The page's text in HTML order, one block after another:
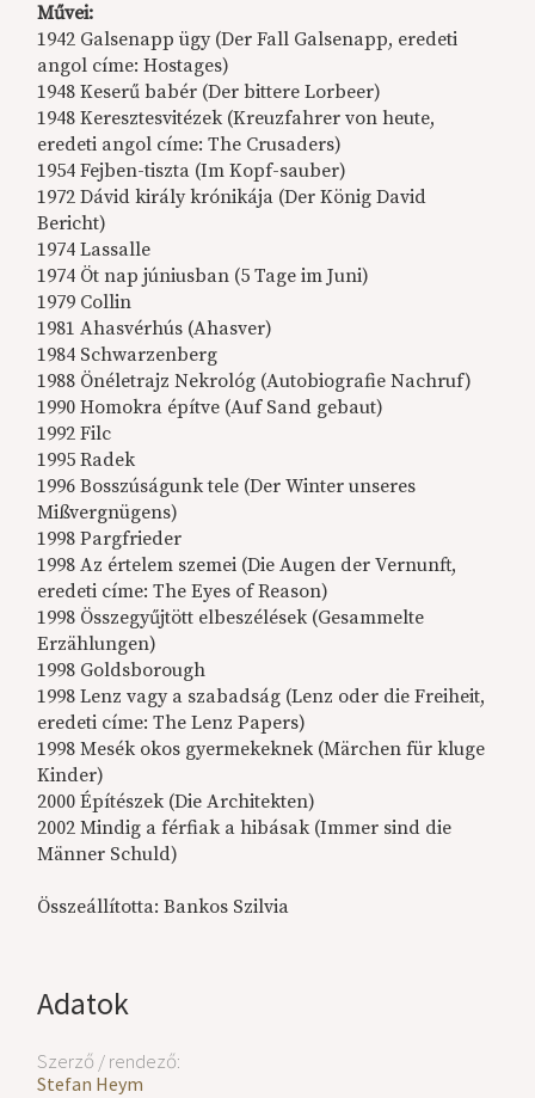
Adatok
Szerző / rendező:
Stefan Heym
Művei:
1942 Galsenapp ügy (Der Fall Galsenapp, eredeti
angol címe: Hostages)
1948 Keserű babér (Der bittere Lorbeer)
1948 Keresztesvitézek (Kreuzfahrer von heute,
eredeti angol címe: The Crusaders)
1954 Fejben-tiszta (Im Kopf-sauber)
1972 Dávid király krónikája (Der König David
Bericht)
1974 Lassalle
1974 Öt nap júniusban (5 Tage im Juni)
1979 Collin
1981 Ahasvérhús (Ahasver)
1984 Schwarzenberg
1988 Önéletrajz Nekrológ (Autobiografie Nachruf)
1990 Homokra építve (Auf Sand gebaut)
1992 Filc
1995 Radek
1996 Bosszúságunk tele (Der Winter unseres
Mißvergnügens)
1998 Pargfrieder
1998 Az értelem szemei (Die Augen der Vernunft,
eredeti címe: The Eyes of Reason)
1998 Összegyűjtött elbeszélések (Gesammelte
Erzählungen)
1998 Goldsborough
1998 Lenz vagy a szabadság (Lenz oder die Freiheit,
eredeti címe: The Lenz Papers)
1998 Mesék okos gyermekeknek (Märchen für kluge
Kinder)
2000 Építészek (Die Architekten)
2002 Mindig a férfiak a hibásak (Immer sind die
Männer Schuld)
Összeállította: Bankos Szilvia